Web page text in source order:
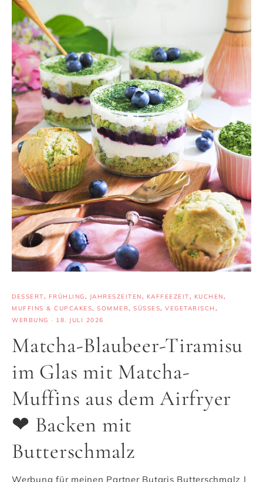
DESSERT, FRÜHLING, JAHRESZEITEN, KAFFEEZEIT, KUCHEN,
MUFFINS & CUPCAKES, SOMMER, SÜSSES , VEGETARISCH ,
WERBUNG · 18. JULI 2026
Matcha-Blaubeer-Tiramisu
im Glas mit Matcha-
Muffins aus dem Airfryer
❤ Backen mit
Butterschmalz
Werbung für meinen Partner Butaris Butterschmalz |